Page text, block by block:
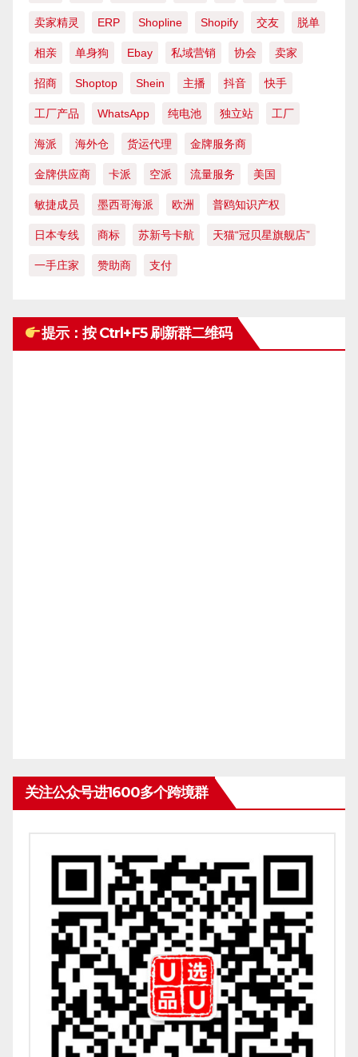
卖家精灵 ERP Shopline Shopify 交友 脱单
相亲 单身狗 Ebay 私域营销 协会 卖家
招商 Shoptop Shein 主播 抖音 快手
工厂产品 WhatsApp 纯电池 独立站 工厂
海派 海外仓 货运代理 金牌服务商
金牌供应商 卡派 空派 流量服务 美国
敏捷成员 墨西哥海派 欧洲 普鸥知识产权
日本专线 商标 苏新号卡航 天猫“冠贝星旗舰店”
一手庄家 赞助商 支付
提示：按 Ctrl+F5 刷新群二维码
关注公众号进1600多个跨境群